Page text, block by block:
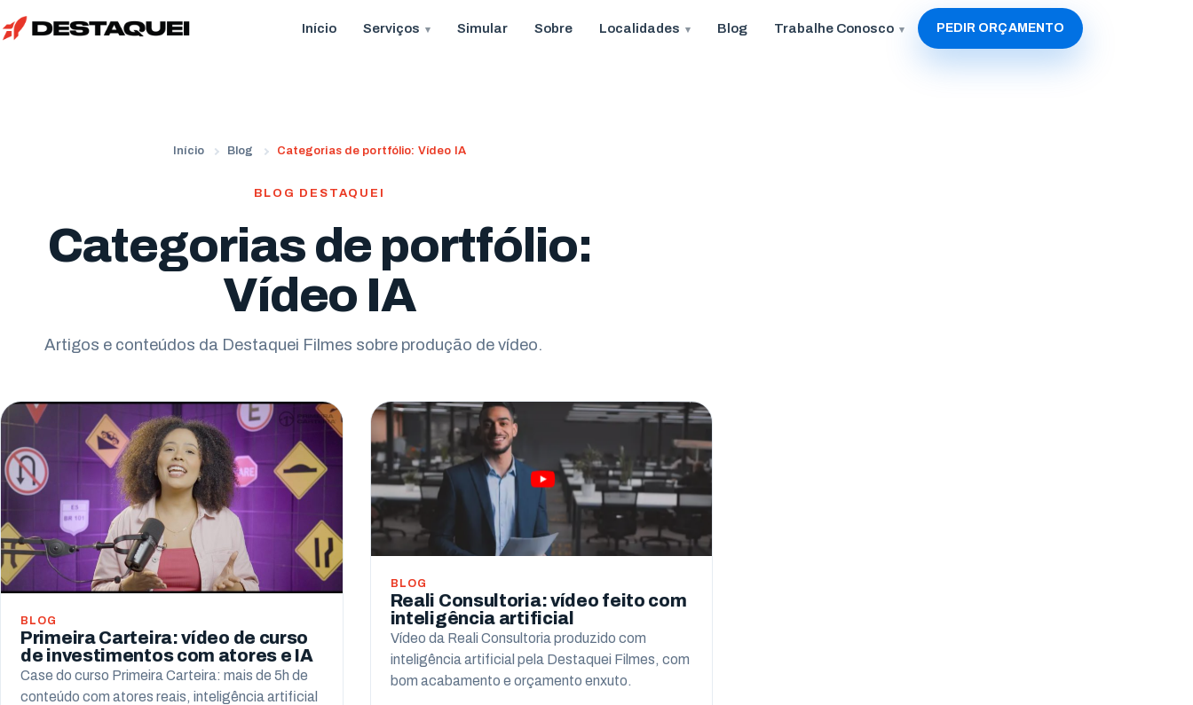
Início Serviços Simular Sobre Localidades Blog Trabalhe Conosco PEDIR ORÇAMENTO
Início Blog Categorias de portfólio: Vídeo IA
BLOG DESTAQUEI
Categorias de portfólio:
Vídeo IA
Artigos e conteúdos da Destaquei Filmes sobre produção de vídeo.
BLOG
Primeira Carteira: vídeo de curso
de investimentos com atores e IA
Case do curso Primeira Carteira: mais de 5h de
conteúdo com atores reais, inteligência artificial
BLOG
Reali Consultoria: vídeo feito com
inteligência artificial
Vídeo da Reali Consultoria produzido com
inteligência artificial pela Destaquei Filmes, com
bom acabamento e orçamento enxuto.